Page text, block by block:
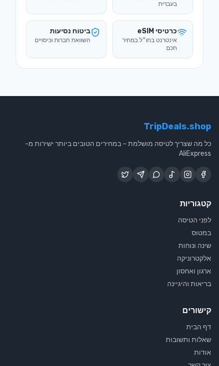
בעברית
כרטיסי eSIM
אינטרנט בחו״ל במחיר
חכם
ביטוח נסיעות
השוואת חברות וכיסויים
TripDeals.shop
כל מה שצריך לטיסה מושלמת – במחירים הטובים ביותר ישירות מ-
AliExpress
קטגוריות
לפני הטיסה
במטוס
שינה ונוחות
אלקטרוניקה
ארגון ואחסון
בריאות והיגיינה
קישורים
דף הבית
שאלות ותשובות
אודות